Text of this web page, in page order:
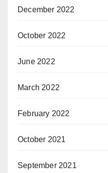
December 2022
October 2022
June 2022
March 2022
February 2022
October 2021
September 2021